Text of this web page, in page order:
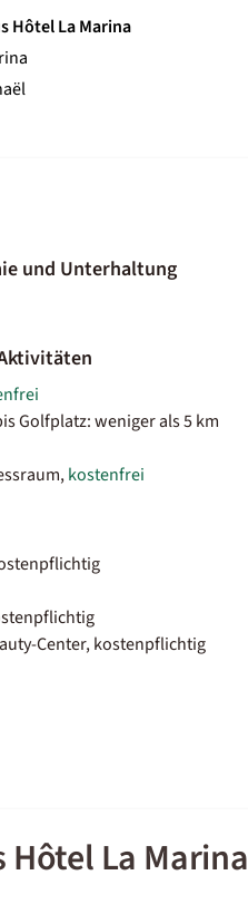
Hôtel La Marina
und Unterhaltung
Golfplatz: weniger als 5 km
kostenfrei
Center, kostenpflichtig
La Marina